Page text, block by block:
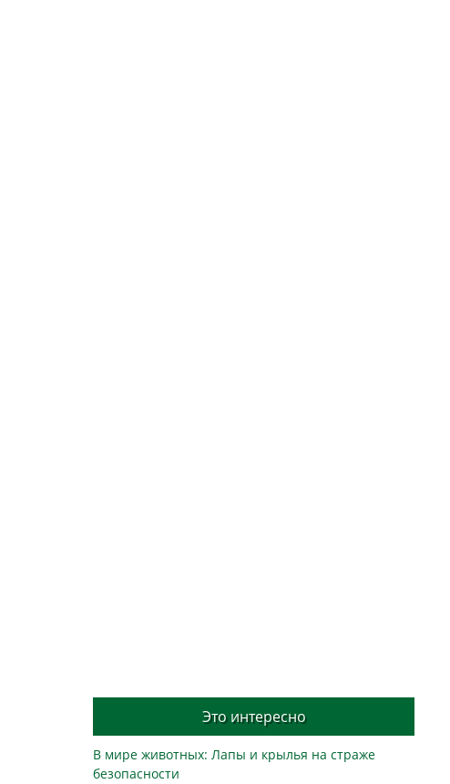
Это интересно
В мире животных: Лапы и крылья на страже
безопасности